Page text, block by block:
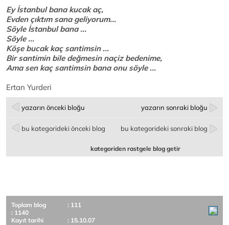
Ey İstanbul bana kucak aç,
Evden çıktım sana geliyorum...
Söyle İstanbul bana ...
Söyle ...
Köşe bucak kaç santimsin ...
Bir santimin bile değmesin naçiz bedenime,
Ama sen kaç santimsin bana onu söyle ...
Ertan Yurderi
yazarın önceki bloğu yazarın sonraki bloğu
bu kategorideki önceki blog bu kategorideki sonraki blog
kategoriden rastgele blog getir
Toplam blog
: 111
: 1140
Kayıt tarihi
: 15.10.07